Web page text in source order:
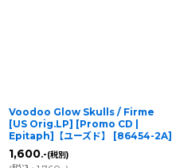
Voodoo Glow Skulls ‎/ Firme
[US Orig.LP] [Promo CD |
Epitaph]【ユーズド】
[86454-2A]
1,600.-(税別)